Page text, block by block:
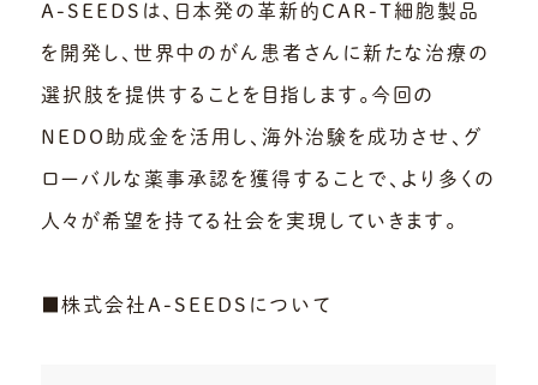
A-SEEDSは、日本発の革新的CAR-T細胞製品
を開発し、世界中のがん患者さんに新たな治療の
選択肢を提供することを目指します。今回の
NEDO助成金を活用し、海外治験を成功させ、グ
ローバルな薬事承認を獲得することで、より多くの
人々が希望を持てる社会を実現していきます。
■株式会社A-SEEDSについて